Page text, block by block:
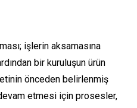
işlerin aksamasına
bir kuruluşun ürün
önceden belirlenmiş
etmesi için prosesler,